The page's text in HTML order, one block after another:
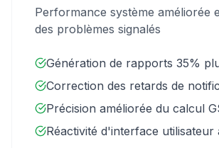
Performance système améliorée
des problèmes signalés
Génération de rapports 35%
Correction des retards de
Précision améliorée du calcul
Réactivité d'interface utilisateur